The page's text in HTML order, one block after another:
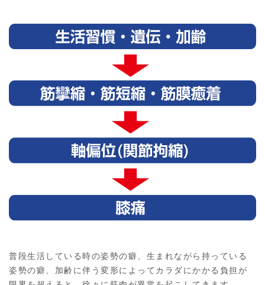
普段生活している時の姿勢の癖、生まれながら持っている
姿勢の癖、加齢に伴う変形によってカラダにかかる負担が